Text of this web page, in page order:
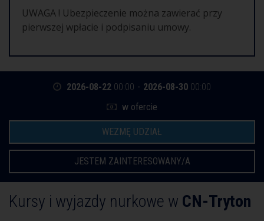
UWAGA ! Ubezpieczenie można zawierać przy
pierwszej wpłacie i podpisaniu umowy.
2026-08-22 00:00 - 2026-08-30 00:00
w ofercie
WEZMĘ UDZIAŁ
JESTEM ZAINTERESOWANY/A
Kursy i wyjazdy nurkowe w CN-Tryton